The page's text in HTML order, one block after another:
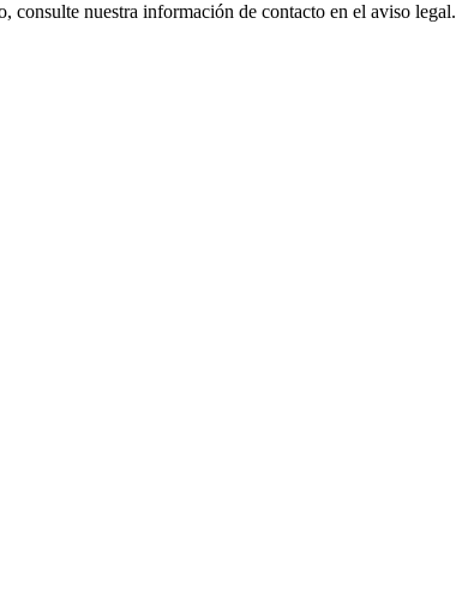
consulte nuestra información de contacto en el aviso legal.